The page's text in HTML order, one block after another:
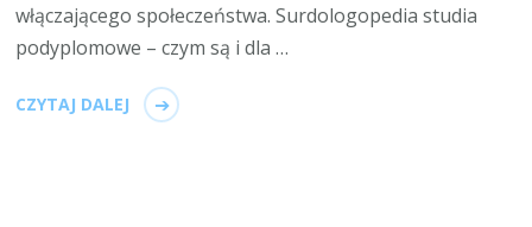
włączającego społeczeństwa. Surdologopedia studia
podyplomowe – czym są i dla …
CZYTAJ DALEJ